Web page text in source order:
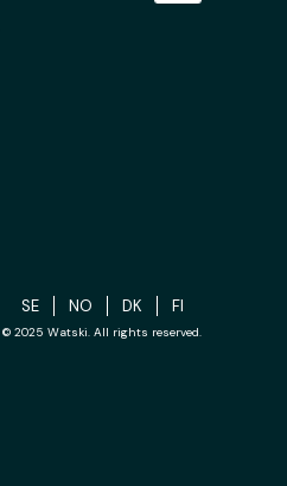
SE NO DK FI
© 2025 Watski. All rights reserved.